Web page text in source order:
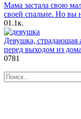
Мама застала свою
своей спальне. Но вы
01.1к.
Девушка, страдающая
перед выходом из
0781
Search
for: